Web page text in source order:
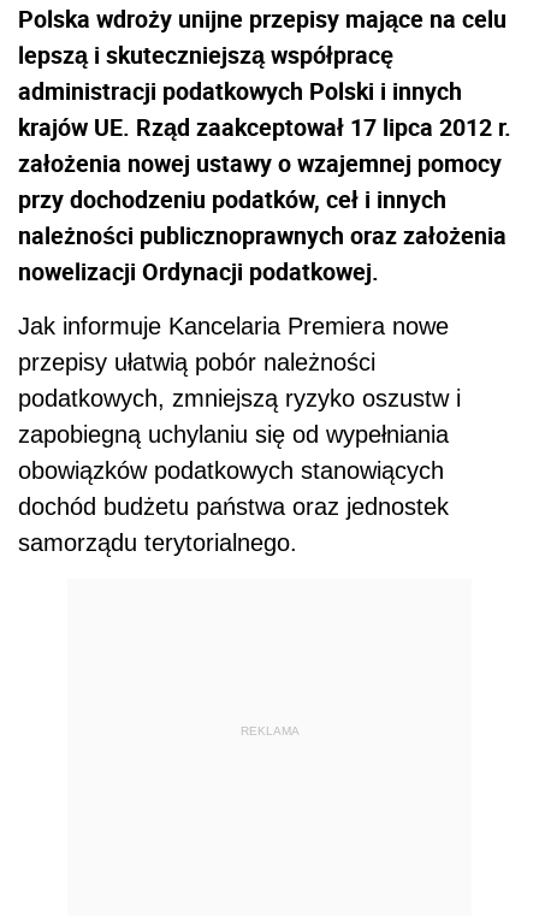
Polska wdroży unijne przepisy mające na celu
lepszą i skuteczniejszą współpracę
administracji podatkowych Polski i innych
krajów UE. Rząd zaakceptował 17 lipca 2012 r.
założenia nowej ustawy o wzajemnej pomocy
przy dochodzeniu podatków, ceł i innych
należności publicznoprawnych oraz założenia
nowelizacji Ordynacji podatkowej.
Jak informuje Kancelaria Premiera nowe
przepisy ułatwią pobór należności
podatkowych, zmniejszą ryzyko oszustw i
zapobiegną uchylaniu się od wypełniania
obowiązków podatkowych stanowiących
dochód budżetu państwa oraz jednostek
samorządu terytorialnego.
REKLAMA